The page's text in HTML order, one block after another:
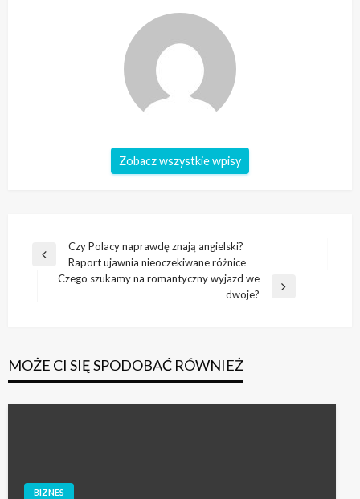
Zobacz wszystkie wpisy
Nawigacja
wpisu
Poprzedni
Czy Polacy naprawdę znają angielski?
Raport ujawnia nieoczekiwane różnice
Czego szukamy na romantyczny wyjazd we
dwoje?
MOŻE CI SIĘ SPODOBAĆ RÓWNIEŻ
BIZNES